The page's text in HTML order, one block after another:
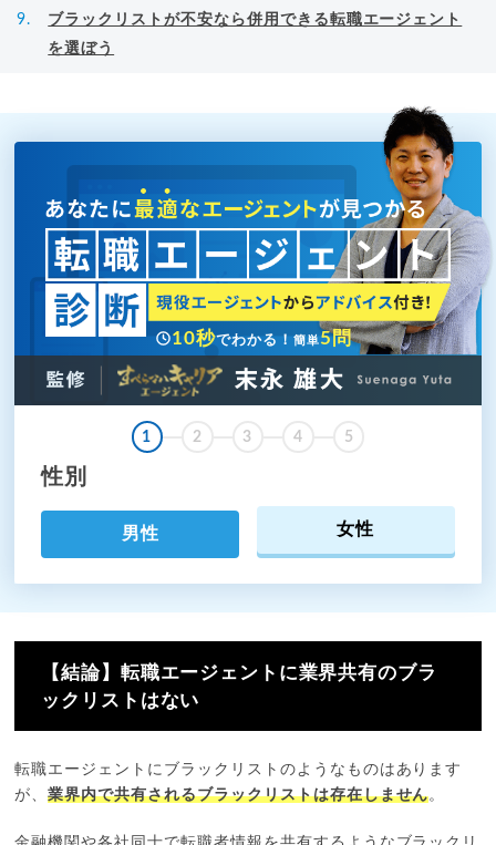
ブラックリストが不安なら併用できる転職エージェント
を選ぼう
10秒でわかる！簡単5問
1 2 3 4 5
性別
男性 女性
【結論】転職エージェントに業界共有のブラ
ックリストはない
転職エージェントにブラックリストのようなものはあります
が、業界内で共有されるブラックリストは存在しません。